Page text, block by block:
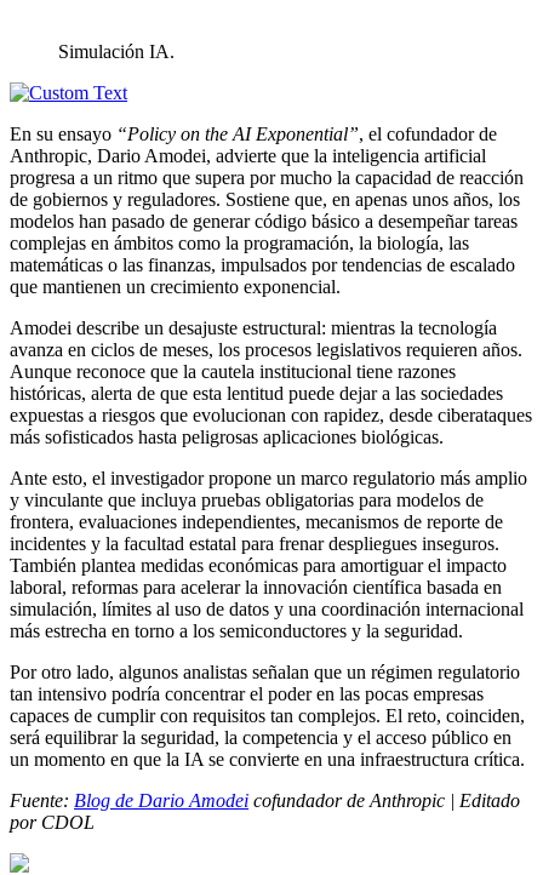
Simulación IA.
En su ensayo “Policy on the AI Exponential”, el cofundador de
Anthropic, Dario Amodei, advierte que la inteligencia artificial
progresa a un ritmo que supera por mucho la capacidad de reacción
de gobiernos y reguladores. Sostiene que, en apenas unos años, los
modelos han pasado de generar código básico a desempeñar tareas
complejas en ámbitos como la programación, la biología, las
matemáticas o las finanzas, impulsados por tendencias de escalado
que mantienen un crecimiento exponencial.
Amodei describe un desajuste estructural: mientras la tecnología
avanza en ciclos de meses, los procesos legislativos requieren años.
Aunque reconoce que la cautela institucional tiene razones
históricas, alerta de que esta lentitud puede dejar a las sociedades
expuestas a riesgos que evolucionan con rapidez, desde ciberataques
más sofisticados hasta peligrosas aplicaciones biológicas.
Ante esto, el investigador propone un marco regulatorio más amplio
y vinculante que incluya pruebas obligatorias para modelos de
frontera, evaluaciones independientes, mecanismos de reporte de
incidentes y la facultad estatal para frenar despliegues inseguros.
También plantea medidas económicas para amortiguar el impacto
laboral, reformas para acelerar la innovación científica basada en
simulación, límites al uso de datos y una coordinación internacional
más estrecha en torno a los semiconductores y la seguridad.
Por otro lado, algunos analistas señalan que un régimen regulatorio
tan intensivo podría concentrar el poder en las pocas empresas
capaces de cumplir con requisitos tan complejos. El reto, coinciden,
será equilibrar la seguridad, la competencia y el acceso público en
un momento en que la IA se convierte en una infraestructura crítica.
Fuente: Blog de Dario Amodei cofundador de Anthropic | Editado
por CDOL